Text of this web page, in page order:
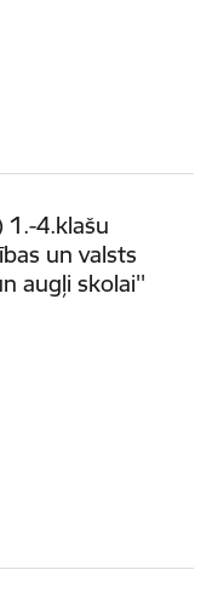
1.-4.klašu
un valsts
augļi skolai''